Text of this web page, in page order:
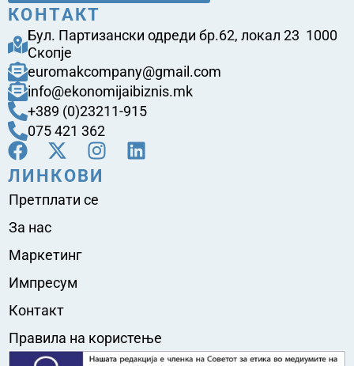
КОНТАКТ
Бул. Партизански одреди бр.62, локал 23 1000
Скопје
euromakcompany@gmail.com
info@ekonomijaibiznis.mk
+389 (0)23211-915
075 421 362
ЛИНКОВИ
Претплати се
За нас
Маркетинг
Импресум
Контакт
Правила на користење